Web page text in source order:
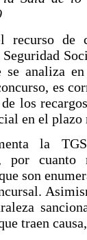
recurso de
analiza
es
los
en el
la
por
son
traen